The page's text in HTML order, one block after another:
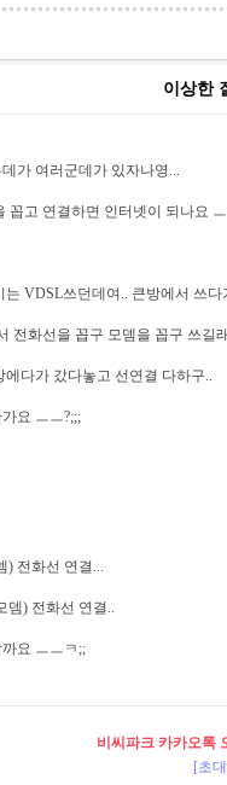
이상한
가 여러군데가 있자나영...
꼽고 연결하면 인터넷이 되나요
VDSL쓰던데여.. 큰방에서 쓰다
전화선을 꼽구 모뎀을 꼽구 쓰길
다가 갔다놓고 선연결 다하구..
요 ㅡㅡ?;;;
) 전화선 연결...
뎀) 전화선 연결..
요 ㅡㅡㅋ;;
비씨파크 카카오톡
[초